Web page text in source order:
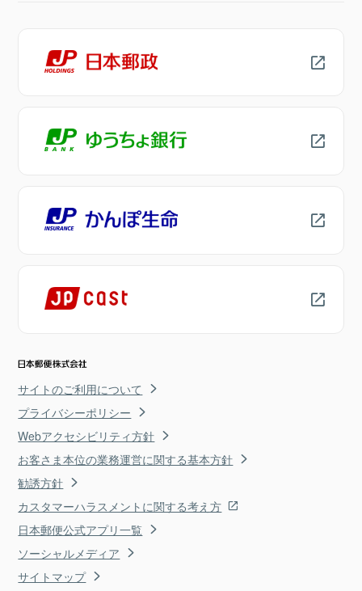
サイトのご利用について
プライバシーポリシー
Webアクセシビリティ方針
お客さま本位の業務運営に関する基本方針
勧誘方針
カスタマーハラスメントに関する考え方
日本郵便公式アプリ一覧
ソーシャルメディア
サイトマップ